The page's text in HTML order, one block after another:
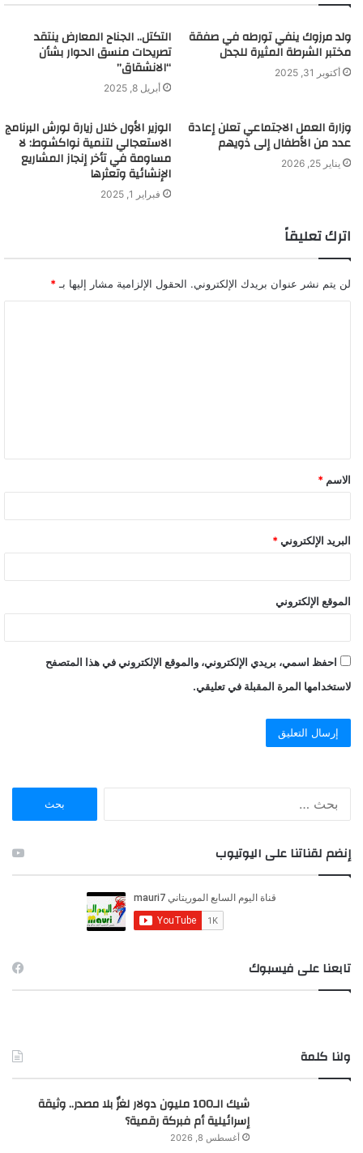
ولد مرزوك ينفي تورطه في صفقة
مختبر الشرطة المثيرة للجدل
أكتوبر 31, 2025
التكتل.. الجناح المعارض ينتقد
تصريحات منسق الحوار بشأن
“الانشقاق”
أبريل 8, 2025
وزارة العمل الاجتماعي تعلن إعادة
عدد من الأطفال إلى ذويهم
يناير 25, 2026
الوزير الأول خلال زيارة لورش البرنامج
الاستعجالي لتنمية نواكشوط: لا
مساومة في تأخر إنجاز المشاريع
الإنشائية وتعثرها
فبراير 1, 2025
اترك تعليقاً
لن يتم نشر عنوان بريدك الإلكتروني. الحقول الإلزامية مشار إليها بـ *
ق
*
الاسم *
البريد الإلكتروني *
الموقع الإلكتروني
احفظ اسمي، بريدي الإلكتروني، والموقع الإلكتروني في هذا المتصفح
لاستخدامها المرة المقبلة في تعليقي.
ن
:
إنضم لقناتنا على اليوتيوب
تابعنا على فيسبوك
ولنا كلمة
شيك الـ100 مليون دولار لغزٌ بلا مصدر.. وثيقة
إسرائيلية أم فبركة رقمية؟
أغسطس 8, 2026